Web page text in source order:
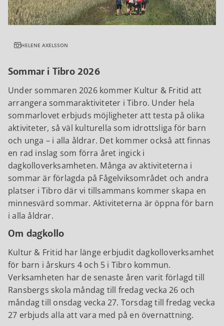
HELENE AXELSSON
Sommar i Tibro 2026
Under sommaren 2026 kommer Kultur & Fritid att
arrangera sommaraktiviteter i Tibro. Under hela
sommarlovet erbjuds möjligheter att testa på olika
aktiviteter, så väl kulturella som idrottsliga för barn
och unga – i alla åldrar. Det kommer också att finnas
en rad inslag som förra året ingick i
dagkolloverksamheten. Många av aktiviteterna i
sommar är förlagda på Fågelviksområdet och andra
platser i Tibro där vi tillsammans kommer skapa en
minnesvärd sommar. Aktiviteterna är öppna för barn
i alla åldrar.
Om dagkollo
Kultur & Fritid har länge erbjudit dagkolloverksamhet
för barn i årskurs 4 och 5 i Tibro kommun.
Verksamheten har de senaste åren varit förlagd till
Ransbergs skola måndag till fredag vecka 26 och
måndag till onsdag vecka 27. Torsdag till fredag vecka
27 erbjuds alla att vara med på en övernattning.